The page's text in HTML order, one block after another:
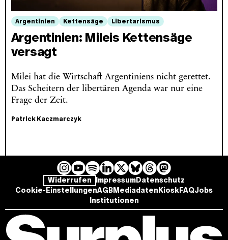
Argentinien Kettensäge Libertarismus
Argentinien: Mileis Kettensäge
versagt
Milei hat die Wirtschaft Argentiniens nicht gerettet.
Das Scheitern der libertären Agenda war nur eine
Frage der Zeit.
Patrick Kaczmarczyk
I
n
s
t
Y
o
u
T
S
p
o
t
L
i
n
k
d
B
l
u
e
k
T
h
r
e
a
M
a
s
t
Widerrufen ImpressumDatenschutz
Cookie-EinstellungenAGBMediadaten KioskFAQJobs
Institutionen